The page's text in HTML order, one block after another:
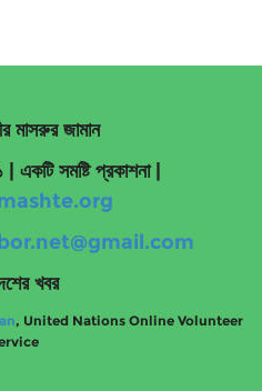
মাসরুর জামান
একটি সমষ্টি প্রকাশনা
খবর
, United Nations Online Volunteer